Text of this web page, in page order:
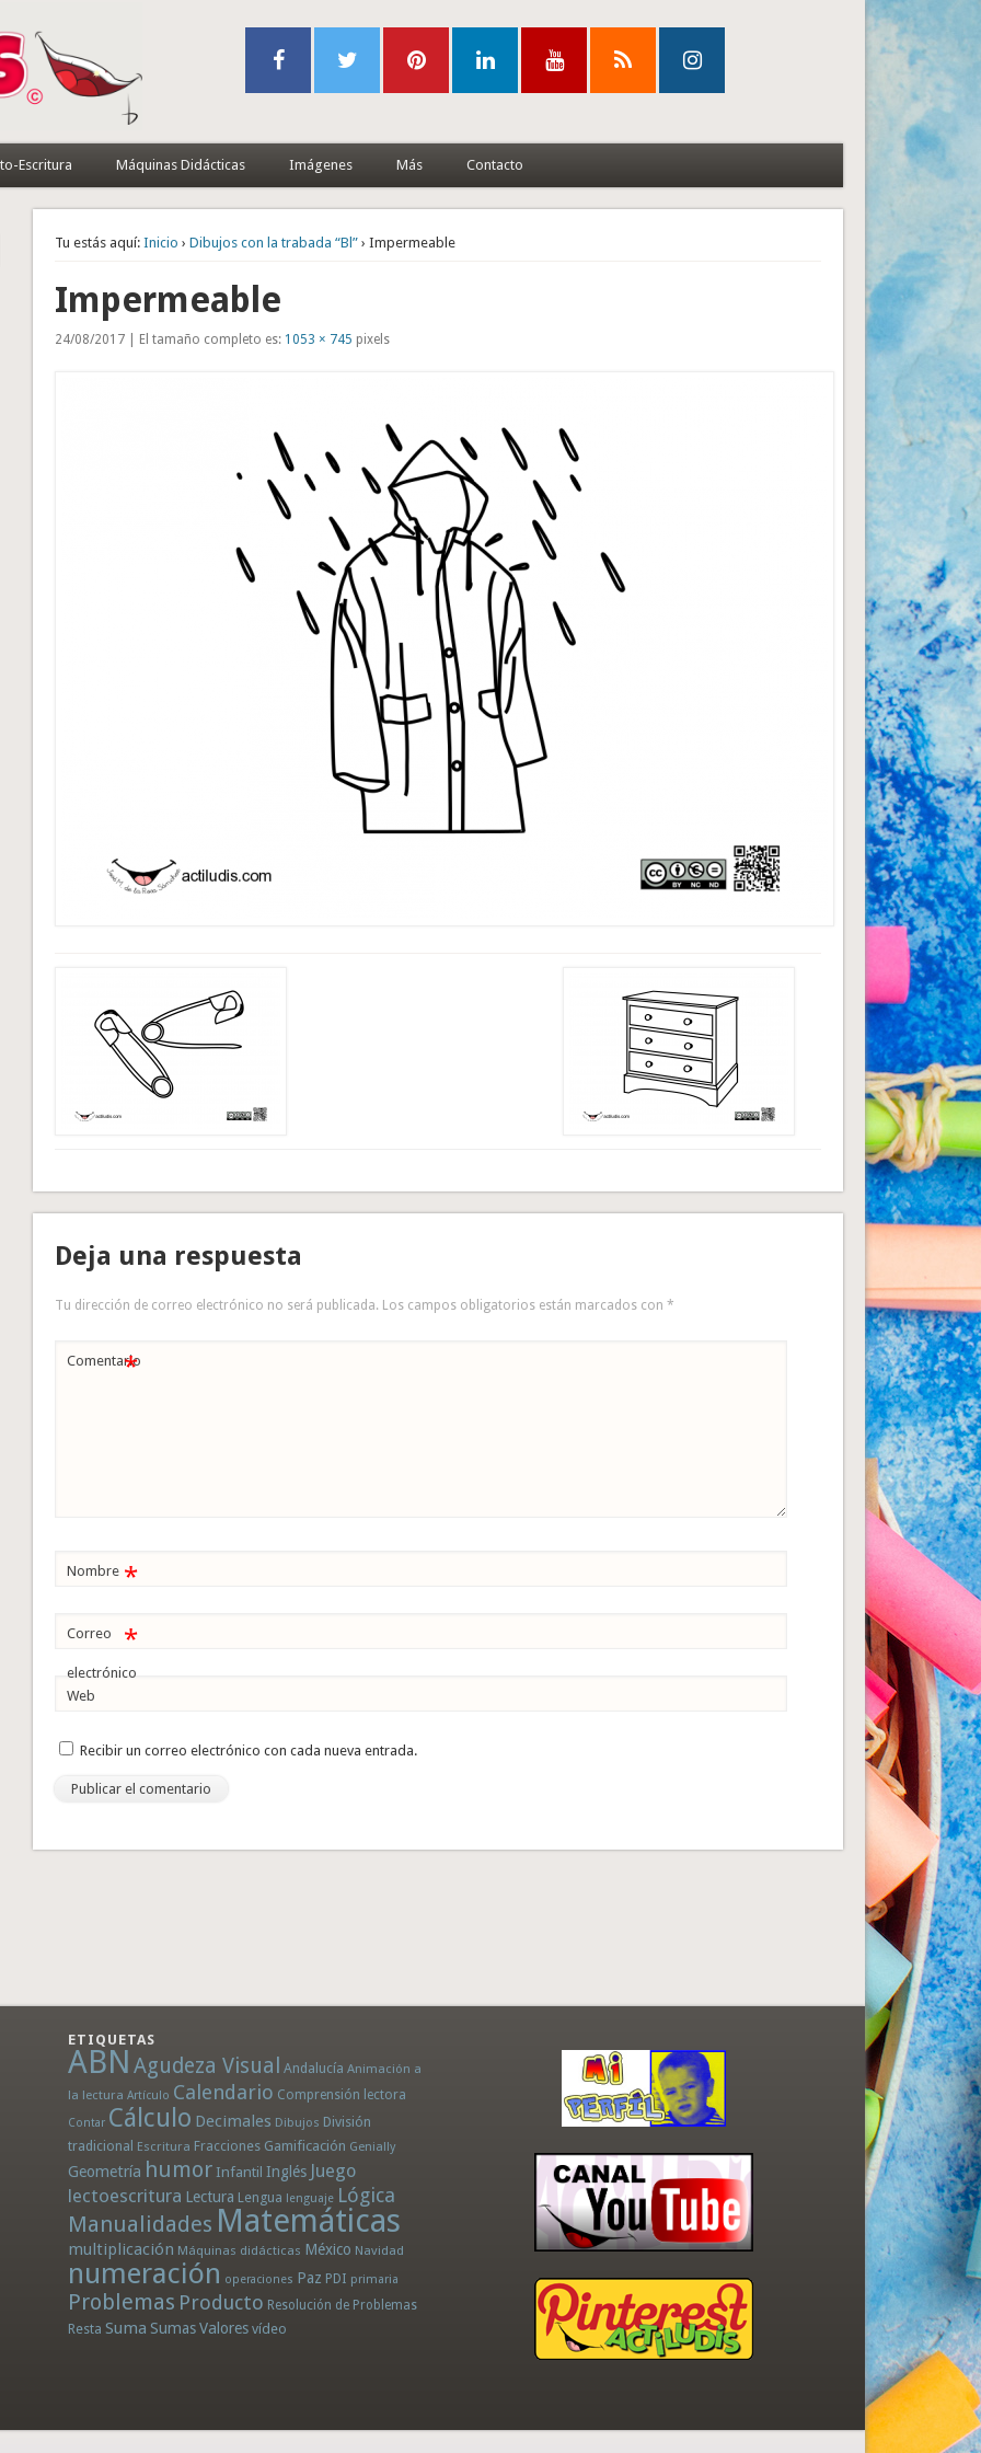
Escritura Máquinas Didácticas Imágenes Más Contacto
Tu estás aquí: Inicio ›Dibujos con la trabada “Bl” › Impermeable
Impermeable
24/08/2017 | El tamaño completo es: 1053 × 745 pixels
Deja una respuesta
Tu dirección de correo electrónico no será publicada. Los campos obligatorios están marcados con*
Comentario
*
Nombre *
Correo
electrónico
*
Web
Recibir un correo electrónico con cada nueva entrada.
ETIQUETAS
ABN Agudeza Visual Andalucía Animación a
la lectura Artículo Calendario Comprensión lectora
Contar Cálculo Decimales Dibujos División
tradicional Escritura Fracciones Gamificación Genially
Geometría humor Infantil Inglés Juego
lectoescritura Lectura Lengua lenguaje Lógica
Manualidades Matemáticas
multiplicación Máquinas didácticas México Navidad
numeración operaciones Paz PDI primaria
Problemas Producto Resolución de Problemas
Resta Suma SumasValores vídeo